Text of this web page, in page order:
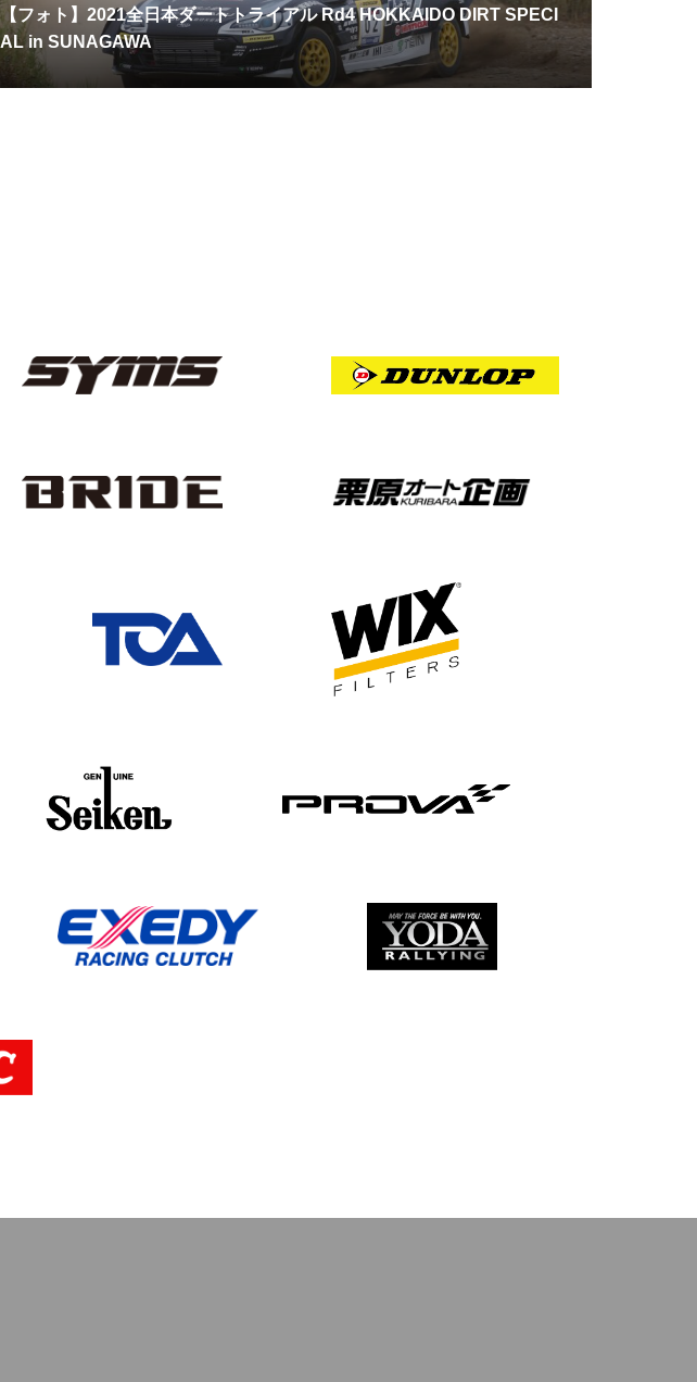
【フォト】2021全日本ダートトライアル Rd4 HOKKAIDO DIRT SPECI
AL in SUNAGAWA